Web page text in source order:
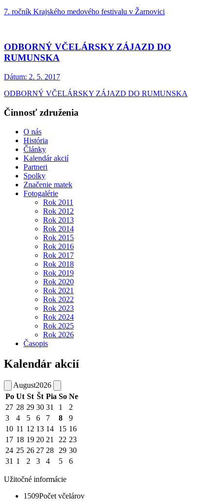
7. ročník Krajského medového festivalu v Žarnovici
ODBORNÝ VČELÁRSKY ZÁJAZD DO
RUMUNSKA
Dátum: 2. 5. 2017
ODBORNÝ VČELÁRSKY ZÁJAZD DO RUMUNSKA
Činnosť združenia
O nás
História
Články
Kalendár akcií
Partneri
Spolky
Značenie matek
Fotogalérie
Rok 2011
Rok 2012
Rok 2013
Rok 2014
Rok 2015
Rok 2016
Rok 2017
Rok 2018
Rok 2019
Rok 2020
Rok 2021
Rok 2022
Rok 2023
Rok 2024
Rok 2025
Rok 2026
Časopis
Kalendár akcií
August2026
Po Ut St Št Pia So Ne
27 28 29 30 31 1
2
3
4 5 6 7 8
9
10 11 12 13 14 15 16
17 18 19 20 21 22 23
24 25 26 27 28 29 30
31 1 2 3 4 5 6
Užitočné informácie
1509Počet včelárov